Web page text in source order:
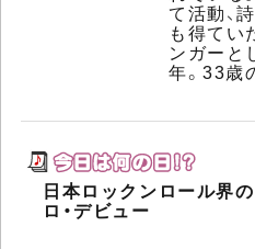
て活動、
も得てい
ンガーと
年。33歳
日本ロックンロール界
ロ・デビュー